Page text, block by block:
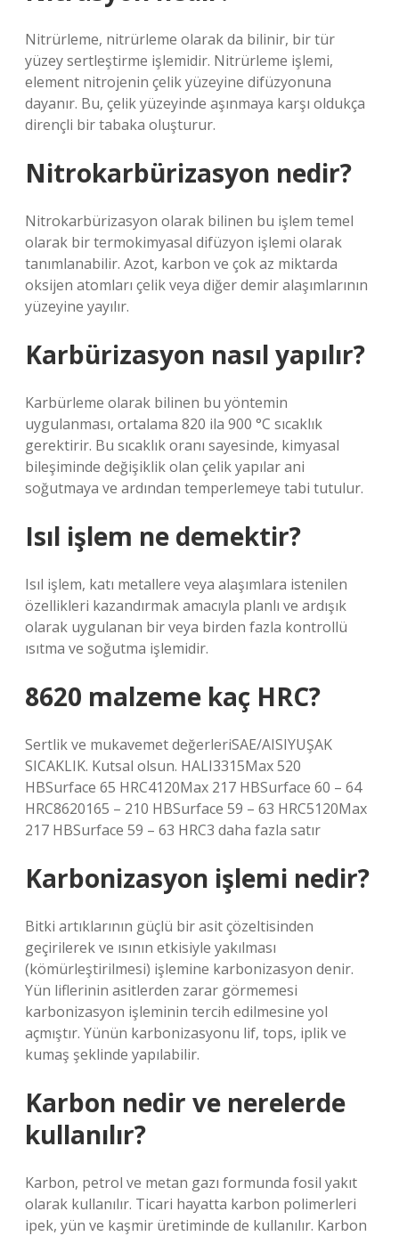
Nitrürleme, nitrürleme olarak da bilinir, bir tür
yüzey sertleştirme işlemidir. Nitrürleme işlemi,
element nitrojenin çelik yüzeyine difüzyonuna
dayanır. Bu, çelik yüzeyinde aşınmaya karşı oldukça
dirençli bir tabaka oluşturur.
Nitrokarbürizasyon nedir?
Nitrokarbürizasyon olarak bilinen bu işlem temel
olarak bir termokimyasal difüzyon işlemi olarak
tanımlanabilir. Azot, karbon ve çok az miktarda
oksijen atomları çelik veya diğer demir alaşımlarının
yüzeyine yayılır.
Karbürizasyon nasıl yapılır?
Karbürleme olarak bilinen bu yöntemin
uygulanması, ortalama 820 ila 900 °C sıcaklık
gerektirir. Bu sıcaklık oranı sayesinde, kimyasal
bileşiminde değişiklik olan çelik yapılar ani
soğutmaya ve ardından temperlemeye tabi tutulur.
Isıl işlem ne demektir?
Isıl işlem, katı metallere veya alaşımlara istenilen
özellikleri kazandırmak amacıyla planlı ve ardışık
olarak uygulanan bir veya birden fazla kontrollü
ısıtma ve soğutma işlemidir.
8620 malzeme kaç HRC?
Sertlik ve mukavemet değerleriSAE/AISIYUŞAK
SICAKLIK. Kutsal olsun. HALI3315Max 520
HBSurface 65 HRC4120Max 217 HBSurface 60 – 64
HRC8620165 – 210 HBSurface 59 – 63 HRC5120Max
217 HBSurface 59 – 63 HRC3 daha fazla satır
Karbonizasyon işlemi nedir?
Bitki artıklarının güçlü bir asit çözeltisinden
geçirilerek ve ısının etkisiyle yakılması
(kömürleştirilmesi) işlemine karbonizasyon denir.
Yün liflerinin asitlerden zarar görmemesi
karbonizasyon işleminin tercih edilmesine yol
açmıştır. Yünün karbonizasyonu lif, tops, iplik ve
kumaş şeklinde yapılabilir.
Karbon nedir ve nerelerde
kullanılır?
Karbon, petrol ve metan gazı formunda fosil yakıt
olarak kullanılır. Ticari hayatta karbon polimerleri
ipek, yün ve kaşmir üretiminde de kullanılır. Karbon